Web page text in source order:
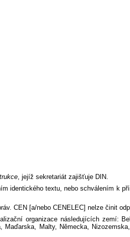
, jejíž sekretariát zajišťuje DIN.
identického textu, nebo schválením k
CEN [a/nebo CENELEC] nelze činit
organizace následujících zemí:
Malty, Německa,